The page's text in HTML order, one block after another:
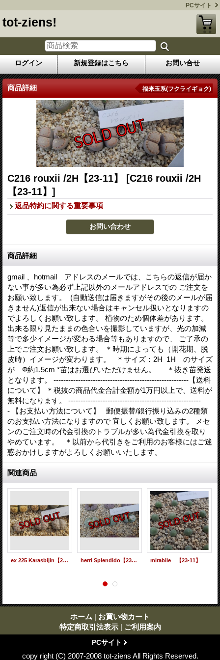
PCサイト
tot-ziens!
ログイン 新規登録はこちら お問い合せ
商品詳細 福来玉系(フクライギョク)
C216 rouxii /2H【23-11】 [C216 rouxii /2H
【23-11】]
返品特約に関する重要事項
商品詳細
gmail 、hotmail アドレスのメールでは、こちらの返信が届か
ない事が多い為必ず上記以外のメールアドレスでの ご注文を
お願い致します。 (自動送信は届きますがその後のメールが届
きません)返信が出来ない場合はキャンセル扱いとなりますの
でよろしくお願い致します。 植物のため個体差があります。
出来る限り見たままの色合いを撮影していますが、光の加減
等で多少イメージが変わる場合等もありますので、 ご了承の
上でご注文お願い致します。 ＊時期によっても（開花期、脱
皮時）イメージが変わります。 ＊サイズ：2H 1H のサイズ
が Ф約1.5cm *苗はお選びいただけません。 ＊抜き苗発送
となります。 -------------------------------------------------------【送料
について】 ＊税抜の商品代金合計金額が1万円以上で、送料が
無料になります。 ------------------------------------------------------
- 【お支払い方法について】 郵便振替/銀行振り込みの2種類
のお支払い方法になりますので 宜しくお願い致します。 メセ
ンのご注文時の代金引換のトラブルが多い為代金引換を取り
やめています。 ＊以前から代引きをご利用のお客様にはご迷
惑おかけしますがよろしくお願いいたします。
関連商品
ex 225 Karasbijin【23-11】 herri Splendido【23-11】 mirabile 【23-11】
ホーム | お買い物カート
特定商取引法表示 | ご利用案内
PCサイト
copy right (C) 2007-2008 tot-ziens All Rights Reserved.